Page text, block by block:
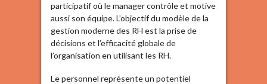
participatif où le manager contrôle et motive
aussi son équipe. L’objectif du modèle de la
gestion moderne des RH est la prise de
décisions et l’efficacité globale de
l’organisation en utilisant les RH.
Le personnel représente un potentiel